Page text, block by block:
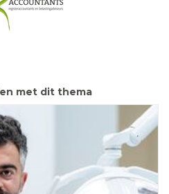
met dit thema